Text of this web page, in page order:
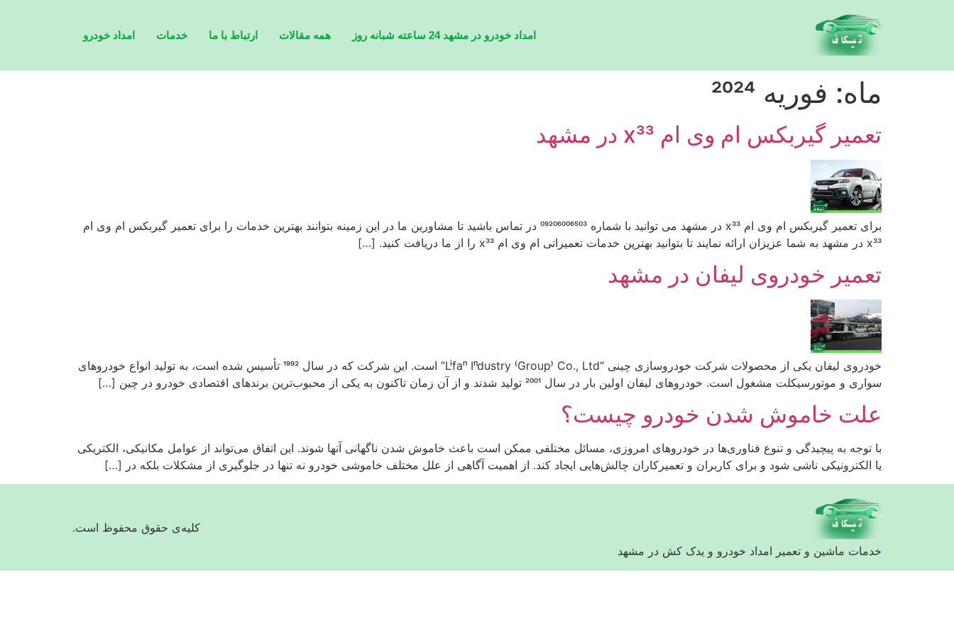
امداد خودرو در مشهد 24 ساعته شبانه روز همه مقالات ارتباط با ما خدمات امداد خودرو
ماه: فوریه 2024
تعمیر گیربکس ام وی ام x33 در مشهد
برای تعمیر گیربکس ام وی ام x33 در مشهد می توانید با شماره 09206006503 در تماس باشید تا مشاورین ما در این زمینه بتوانند بهترین خدمات را برای تعمیر گیربکس ام وی ام
x33 در مشهد به شما عزیزان ارائه نمایند تا بتوانید بهترین خدمات تعمیراتی ام وی ام x33 را از ما دریافت کنید. […]
تعمیر خودروی لیفان در مشهد
خودروی لیفان یکی از محصولات شرکت خودروسازی چینی “Lifan Industry (Group) Co., Ltd” است. این شرکت که در سال 1992 تأسیس شده است، به تولید انواع خودروهای
سواری و موتورسیکلت مشغول است. خودروهای لیفان اولین بار در سال 2001 تولید شدند و از آن زمان تاکنون به یکی از محبوب‌ترین برندهای اقتصادی خودرو در چین […]
علت خاموش شدن خودرو چیست؟
با توجه به پیچیدگی و تنوع فناوری‌ها در خودروهای امروزی، مسائل مختلفی ممکن است باعث خاموش شدن ناگهانی آنها شوند. این اتفاق می‌تواند از عوامل مکانیکی، الکتریکی
یا الکترونیکی ناشی شود و برای کاربران و تعمیرکاران چالش‌هایی ایجاد کند. از اهمیت آگاهی از علل مختلف خاموشی خودرو نه تنها در جلوگیری از مشکلات بلکه در […]
خدمات ماشین و تعمیر امداد خودرو و یدک کش در مشهد
کلیه‌ی حقوق محفوظ است.